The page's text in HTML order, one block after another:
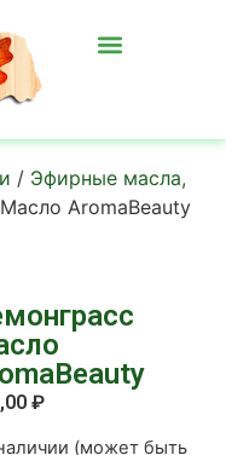
/ Эфирные масла,
AromaBeauty
₽
(может быть